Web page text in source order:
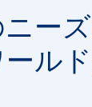
ー
ル